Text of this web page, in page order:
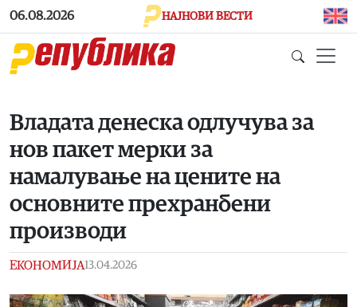
Skip to main content
06.08.2026 НАЈНОВИ ВЕСТИ
Владата денеска одлучува за
нов пакет мерки за
намалување на цените на
основните прехранбени
производи
ЕКОНОМИЈА13.04.2026